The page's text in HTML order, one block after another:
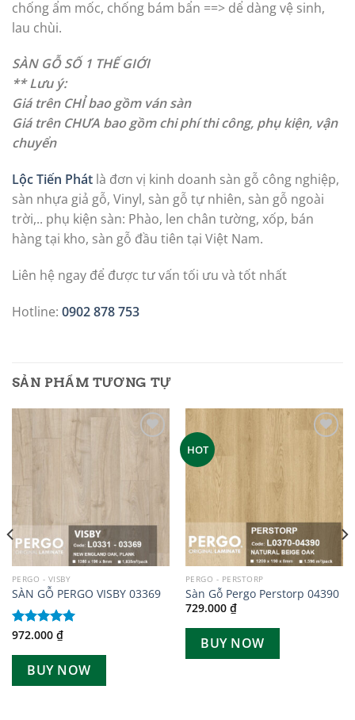
chống ẩm mốc, chống bám bẩn ==> dể dàng vệ sinh,
lau chùi.
SÀN GỖ SỐ 1 THẾ GIỚI
** Lưu ý:
Giá trên CHỈ bao gồm ván sàn
Giá trên CHƯA bao gồm chi phí thi công, phụ kiện, vận
chuyển
Lộc Tiến Phát là đơn vị kinh doanh sàn gỗ công nghiệp,
sàn nhựa giả gỗ, Vinyl, sàn gỗ tự nhiên, sàn gỗ ngoài
trời,.. phụ kiện sàn: Phào, len chân tường, xốp, bán
hàng tại kho, sàn gỗ đầu tiên tại Việt Nam.
Liên hệ ngay để được tư vấn tối ưu và tốt nhất
Hotline: 0902 878 753
SẢN PHẨM TƯƠNG TỰ
Add to
PERGO - VISBY
SÀN GỖ PERGO VISBY 03369
Được xếp
972.000 ₫
BUY NOW
HOT
wishlist
PERGO - PERSTORP
Sàn Gỗ Pergo Perstorp 04390
729.000 ₫
BUY NOW